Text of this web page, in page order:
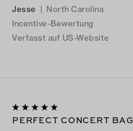
Jesse | North Carolina
Incentive-Bewertung
Verfasst auf US-Website
PERFECT CONCERT BAG